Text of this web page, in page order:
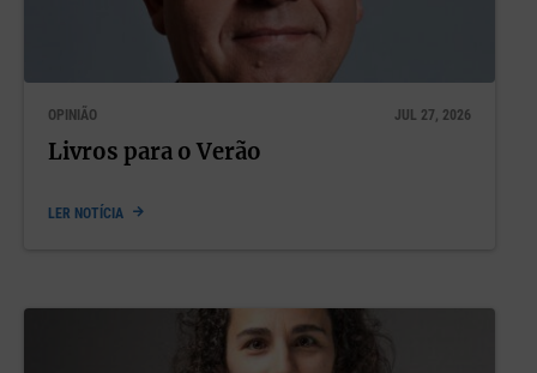
OPINIÃO JUL 27, 2026
Livros para o Verão
LER NOTÍCIA